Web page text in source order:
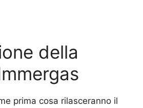
della
prima cosa rilasceranno il